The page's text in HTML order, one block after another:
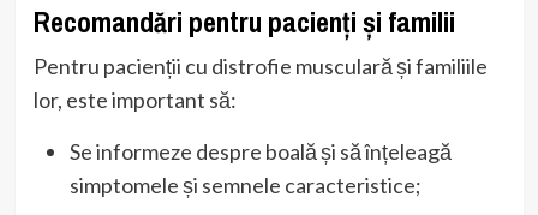
Recomandări pentru pacienți și familii
Pentru pacienții cu distrofie musculară și familiile
lor, este important să:
Se informeze despre boală și să înțeleagă
simptomele și semnele caracteristice;